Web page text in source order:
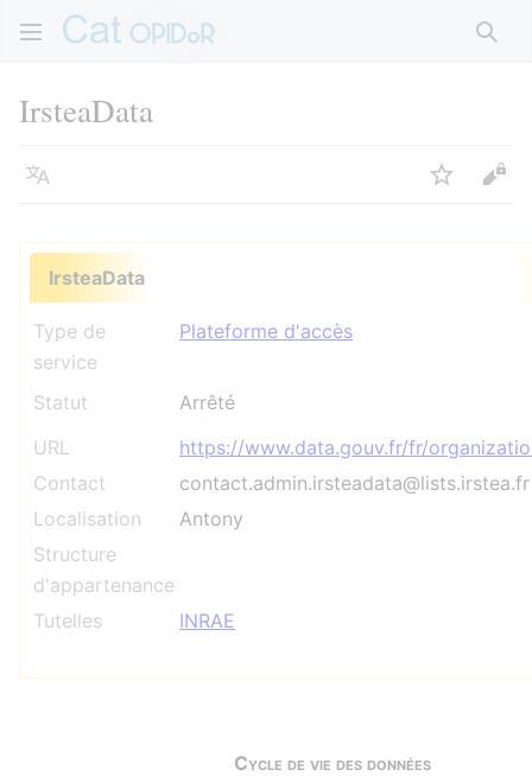
IrsteaData
Langue Suivre
IrsteaData
Type de
service
Plateforme d'accès
Statut
Arrêté
URL
https://www.data.gouv.fr/fr/
Contact
contact.admin.irsteadata@lists.irstea.fr
Localisation
Antony
Structure
d'appartenance
Tutelles
INRAE
Cycle de vie des données